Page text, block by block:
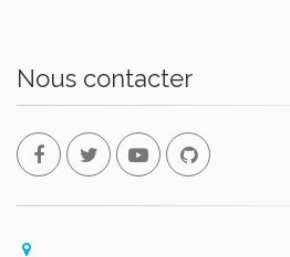
Nous contacter